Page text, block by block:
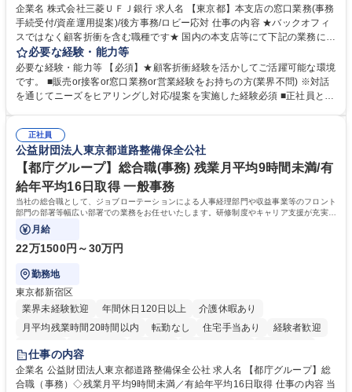
企業名 株式会社三菱ＵＦＪ銀行 求人名 【東京都】本支店の窓口業務(事務
手続受付/資産運用提案)/後方事務/ロビー応対 仕事の内容 ★バックオフィ
スではなく顧客折衝を含む職種です★ 国内の本支店等にて下記の業務に従
事していただきます。 ■窓口/後方/ロビーにて事務手続等の受付・オペレ
ーション、お客様対応 ■窓口にて、ご来店された個人のお客様に対して金
融商品のご提案 ■効率的な事務運用の検討・構築等 ≪業務紹介：ご応募前
に必ずご覧ください≫ ※記事 https://www.mysite.bk.mufg.jp/career/circle/
必要な経験・能力等
必要な経験・能力等 【必須】★顧客折衝経験を活かしてご活躍可能な環境
です。 ■販売or接客or窓口業務or営業経験をお持ちの方(業界不問) ※対話
を通じてニーズをヒアリングし対応/提案を実施した経験必須 ■正社員とし
るので安心して入行いただけます。 幅広いキャリアの選択肢があり、公募
や社内副業等を活用し、 一人ひとりが挑戦できるカルチャーが浸透してい
ます。 学歴・資格 学歴：大学院 大学 高専 短大 専修学校 高校 語学力：
資格：
正社員
公益財団法人東京都道路整備保全公社
【都庁グループ】総合職(事務) 残業月平均9時間未満/有
給年平均16日取得 一般事務
当社の総合職として、ジョブローテーションによる人事経理部門や収益事業等のフロント
部門の部署等幅広い部署での業務をお任せいたします。研修制度やキャリア支援が充実し
ております！ ※下記業務詳細
月給
22万1500円～30万円
勤務地
東京都新宿区
業界未経験歓迎
年間休日120日以上
介護休暇あり
月平均残業時間20時間以内
転勤なし 住宅手当あり
経験者歓迎
研修あり
退職金あり
駅近5分以内
資格取得手当あり 食事補助あり
仕事の内容
企業名 公益財団法人東京都道路整備保全公社 求人名 【都庁グループ】総
合職（事務）◇残業月平均9時間未満／有給年平均16日取得 仕事の内容 当